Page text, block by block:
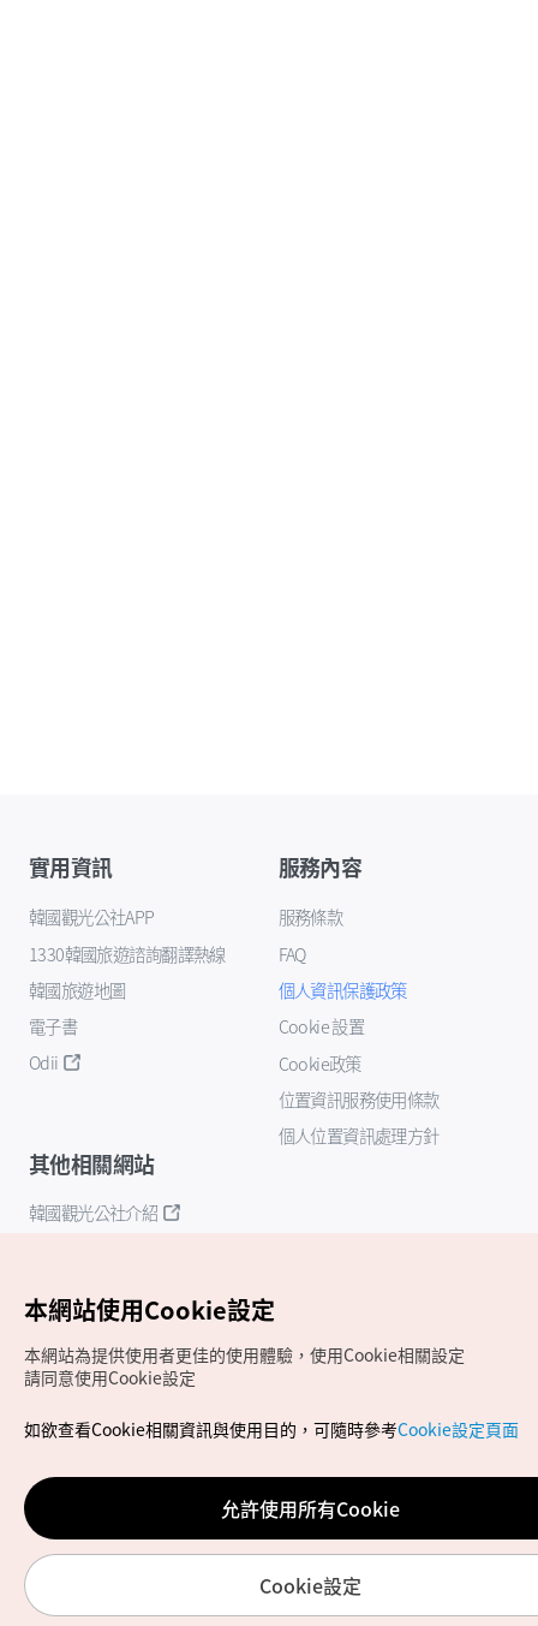
實用資訊
韓國觀光公社APP
1330韓國旅遊諮詢翻譯熱線
韓國旅遊地圖
電子書
Odii
服務內容
服務條款
FAQ
個人資訊保護政策
Cookie 設置
Cookie政策
位置資訊服務使用條款
個人位置資訊處理方針
其他相關網站
韓國觀光公社介紹
Copyrights (c) 韓國觀光公社版權所有
如有相關疑問或建議，歡迎來信至官方信箱
chinese_big5@knto.or.kr
本網站使用Cookie設定
本網站為提供使用者更佳的使用體驗，使用Cookie相關設定
請同意使用Cookie設定
如欲查看Cookie相關資訊與使用目的，可隨時參考Cookie設定頁面
允許使用所有Cookie
Cookie設定